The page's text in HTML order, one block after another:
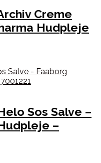
Creme
Hudpleje
Sos Salve –
–